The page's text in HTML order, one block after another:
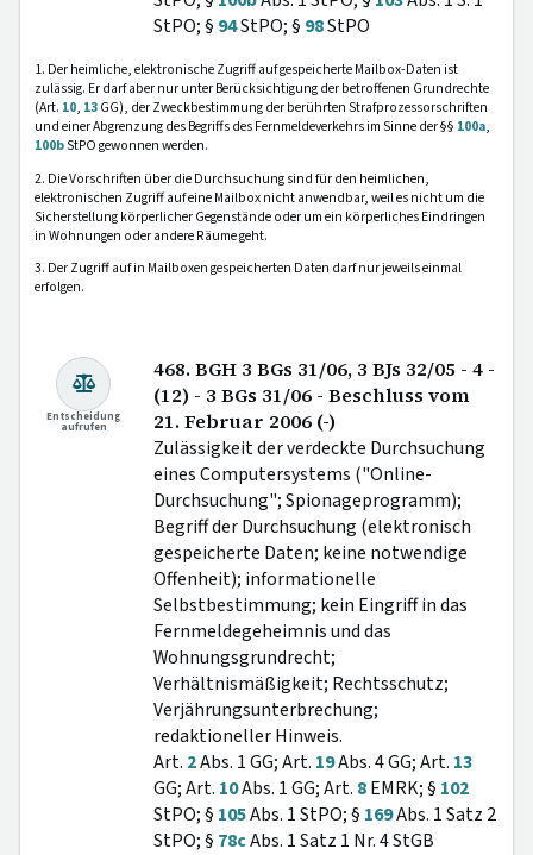
StPO; § 94StPO; § 98StPO
1. Der heimliche, elektronische Zugriff auf gespeicherte Mailbox-Daten ist
zulässig. Er darf aber nur unter Berücksichtigung der betroffenen Grundrechte
(Art. 10, 13GG), der Zweckbestimmung der berührten Strafprozessorschriften
und einer Abgrenzung des Begriffs des Fernmeldeverkehrs im Sinne der §§ 100a,
100bStPO gewonnen werden.
2. Die Vorschriften über die Durchsuchung sind für den heimlichen,
elektronischen Zugriff auf eine Mailbox nicht anwendbar, weil es nicht um die
Sicherstellung körperlicher Gegenstände oder um ein körperliches Eindringen
in Wohnungen oder andere Räume geht.
3. Der Zugriff auf in Mailboxen gespeicherten Daten darf nur jeweils einmal
erfolgen.
Entscheidung
aufrufen
468. BGH 3 BGs 31/06, 3 BJs 32/05 - 4 -
(12) - 3 BGs 31/06 - Beschluss vom
21. Februar 2006 (-)
Zulässigkeit der verdeckte Durchsuchung
eines Computersystems ("Online-
Durchsuchung"; Spionageprogramm);
Begriff der Durchsuchung (elektronisch
gespeicherte Daten; keine notwendige
Offenheit); informationelle
Selbstbestimmung; kein Eingriff in das
Fernmeldegeheimnis und das
Wohnungsgrundrecht;
Verhältnismäßigkeit; Rechtsschutz;
Verjährungsunterbrechung;
redaktioneller Hinweis.
Art. 2Abs. 1 GG; Art. 19Abs. 4 GG; Art. 13
GG; Art. 10Abs. 1 GG; Art. 8EMRK; § 102
StPO; § 105Abs. 1 StPO; § 169Abs. 1 Satz 2
StPO; § 78cAbs. 1 Satz 1 Nr. 4 StGB